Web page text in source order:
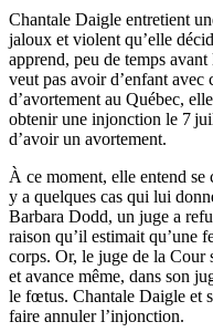
Chantale Daigle entretient
jaloux et violent qu’elle
apprend, peu de temps
veut pas avoir d’enfant
d’avortement au Québec,
obtenir une injonction le 7
d’avoir un avortement.
À ce moment, elle entend
y a quelques cas qui lui
Barbara Dodd, un juge a
raison qu’il estimait qu’une
corps. Or, le juge de la Cour
et avance même, dans son
le fœtus. Chantale Daigle et
faire annuler l’injonction.